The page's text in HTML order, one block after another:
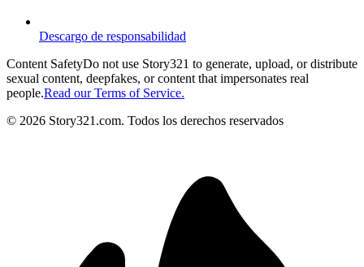
Descargo de responsabilidad
Content SafetyDo not use Story321 to generate, upload, or distribute
sexual content, deepfakes, or content that impersonates real
people.Read our Terms of Service.
© 2026 Story321.com. Todos los derechos reservados